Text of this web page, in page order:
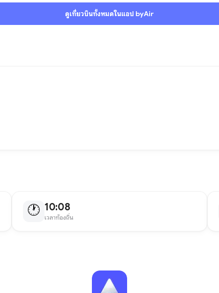
ดูเที่ยวบินทั้งหมดในแอป byAir
🕐 10:08
เวลาท้องถิ่น